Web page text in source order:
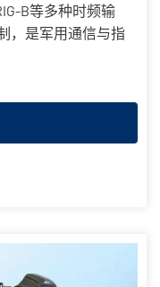
B等多种时频输
，是军用通信与指